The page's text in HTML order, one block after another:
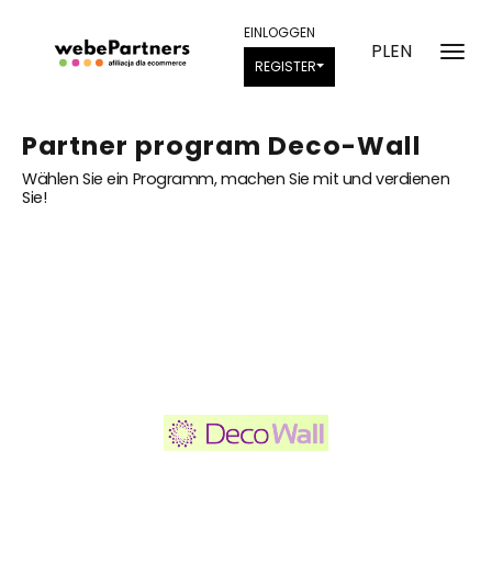
PLEN
EINLOGGEN
REGISTER
Partner program Deco-Wall
Wählen Sie ein Programm, machen Sie mit und verdienen
Sie!